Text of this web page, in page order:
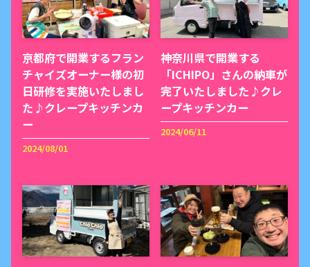
京都府で開業するフラン
チャイズオーナー様の初
日研修を実施いたしまし
た♪クレープキッチンカ
ー
2024/08/01
神奈川県で開業する
「ICHIPO」さんの納車が
完了いたしました♪クレ
ープキッチンカー
2024/06/11